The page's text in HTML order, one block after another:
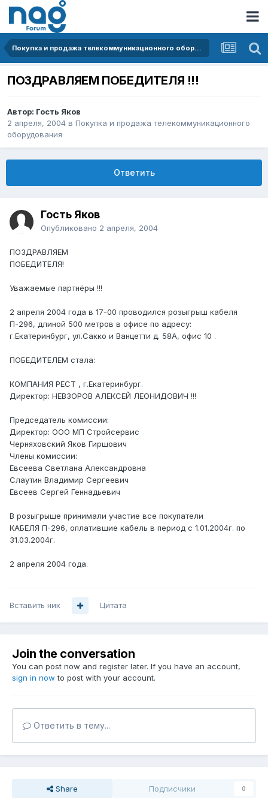
Покупка и продажа телекоммуникационного оборудования
ПОЗДРАВЛЯЕМ ПОБЕДИТЕЛЯ !!!
Автор: Гость Яков
2 апреля, 2004 в Покупка и продажа телекоммуникационного
оборудования
Ответить
Гость Яков
Опубликовано 2 апреля, 2004
ПОЗДРАВЛЯЕМ
ПОБЕДИТЕЛЯ!
Уважаемые партнёры !!!
2 апреля 2004 года в 17-00 проводился розыгрыш кабеля
П-296, длиной 500 метров в офисе по адресу:
г.Екатеринбург, ул.Сакко и Ванцетти д. 58А, офис 10 .
ПОБЕДИТЕЛЕМ стала:
КОМПАНИЯ РЕСТ , г.Екатеринбург.
Директор: НЕВЗОРОВ АЛЕКСЕЙ ЛЕОНИДОВИЧ !!!
Председатель комиссии:
Директор: ООО МП Стройсервис
Черняховский Яков Гиршович
Члены комиссии:
Евсеева Светлана Александровна
Слаутин Владимир Сергеевич
Евсеев Сергей Геннадьевич
В розыгрыше принимали участие все покупатели
КАБЕЛЯ П-296, оплатившие кабель в период с 1.01.2004г. по
31.03.2004г.
2 апреля 2004 года.
Вставить ник Цитата
Join the conversation
You can post now and register later. If you have an account,
sign in now to post with your account.
Ответить в тему...
Share Подписчики 0